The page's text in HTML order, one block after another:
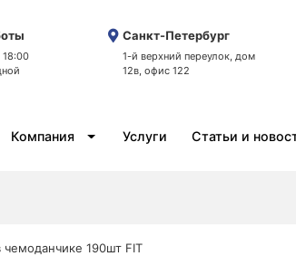
Санкт-Петербург
1-й верхний переулок, дом
12в, офис 122
Компания Услуги Статьи и
190шт FIT